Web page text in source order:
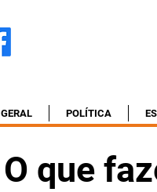
GERAL POLÍTICA
O que